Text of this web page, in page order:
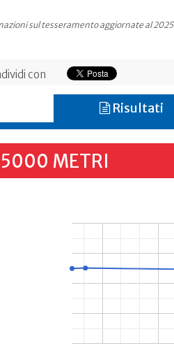
sul tesseramento aggiornate al 2025
con
Risultati
5000 METRI